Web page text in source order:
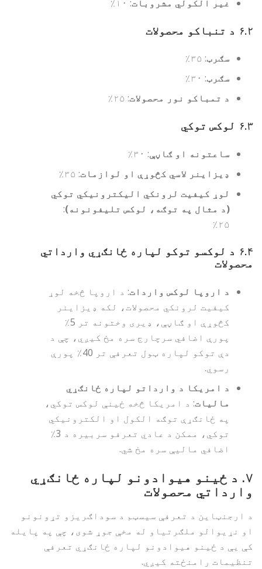
غیر الکولي مشروبات: ۱۰٪
۶.۲ د تنباکو محصولات
سګرټ: ۳۵٪
سګرټ: ۳۰٪
د تمباکو نور محصولات: ۲۵٪
۶.۳ لوکس توکي
ساعتونه او ګاڼې: ۳۰٪
ډیزاینر لاسي کڅوړې او لوازمات: ۳۵٪
لوړ کیفیت لرونکي الیکترونیکي توکي
(د مثال په توګه، لوکس تلیفونونه):
۲۵٪
۶.۴ د لوکسو توکو لپاره ځانګړي وارداتي
محصولات
د اروپا لوکس واردات: د اروپا څخه لوړ
کیفیت لرونکي محصولات، لکه ډیزاینر
کڅوړې او ګاڼې، ډیری وختونه تر 5٪
پورې اضافي سرچارج سره مخ کیږي، چې د
دې توکو لپاره ټول تعرفې تر 40٪ پورې
رسوي.
د امریکا د وارداتو لپاره ځانګړي
مالیات: د امریکا څخه ځینې لوکس توکي،
په ځانګړې توګه الکول او الکترونیکي
توکي، ممکن د عادي تعرفو سربیره د 3٪
اضافي مالیې سره مخ شي.
۷.
د ځینو هیوادونو لپاره ځانګړي
وارداتي محصولات
د ارجنټاین د تعرفې سیسټم د سوداګریزو تړونونو
او نړیوالو ملګرتیاو له مخې جوړ شوی، چې په پایله
کې یې د ځینو هیوادونو لپاره ځانګړي تعرفې
تنظیمات رامنځته کیږي.